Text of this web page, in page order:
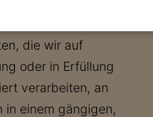
die wir auf
oder in Erfüllung
verarbeiten, an
in einem gängigen,